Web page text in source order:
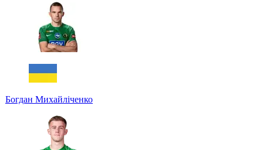
Богдан Михайліченко